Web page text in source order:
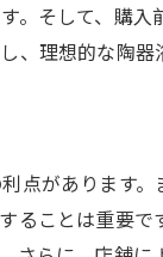
そして、購
理想的な陶器
点があります
ことは重要